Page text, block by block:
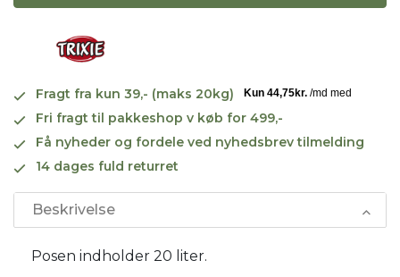
Fragt fra kun 39,- (maks 20kg)
Fri fragt til pakkeshop v køb for 499,-
Få nyheder og fordele ved nyhedsbrev tilmelding
14 dages fuld returret
Beskrivelse
Posen indholder 20 liter.